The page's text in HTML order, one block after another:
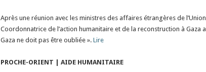
Après une réunion avec les ministres des affaires étrangères de
Coordonnatrice de l’action humanitaire et de la reconstruction à Gaza
Gaza ne doit pas être oubliée ». Lire
PROCHE-ORIENT | AIDE HUMANITAIRE